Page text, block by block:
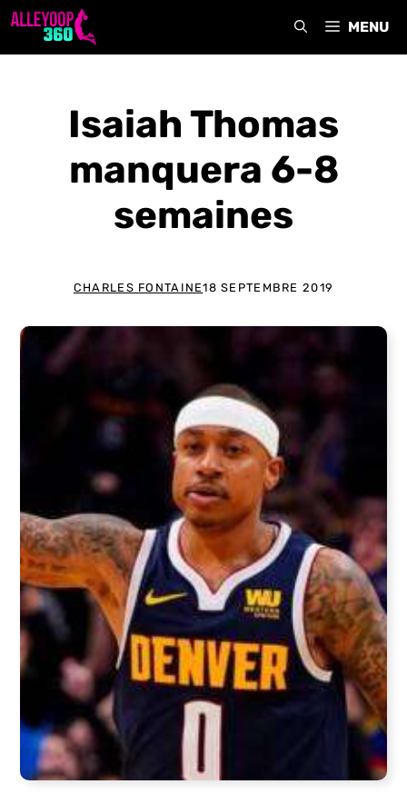
Aller
MENU
Isaiah Thomas
manquera 6-8
semaines
CHARLES FONTAINE18 SEPTEMBRE 2019